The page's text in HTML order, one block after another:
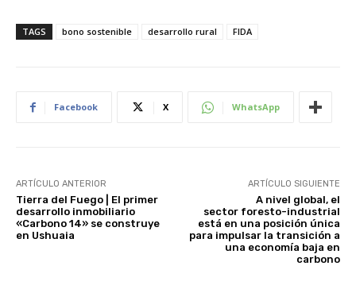
TAGS bono sostenible desarrollo rural FIDA
Facebook X WhatsApp
ARTÍCULO ANTERIOR
Tierra del Fuego | El primer
desarrollo inmobiliario
«Carbono 14» se construye
en Ushuaia
ARTÍCULO SIGUIENTE
A nivel global, el
sector foresto-industrial
está en una posición única
para impulsar la transición a
una economía baja en
carbono